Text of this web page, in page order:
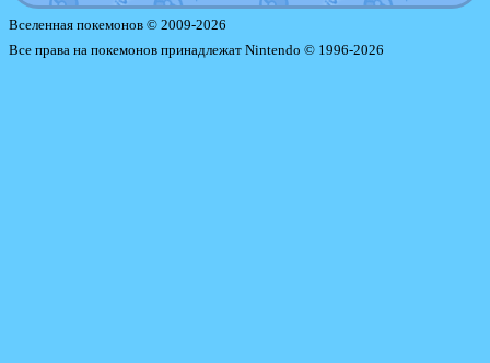
Вселенная покемонов © 2009-2026
Все права на покемонов принадлежат Nintendo © 1996-2026